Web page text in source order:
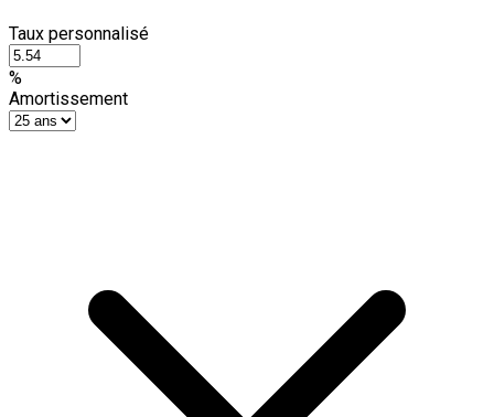
Taux personnalisé
%
Amortissement